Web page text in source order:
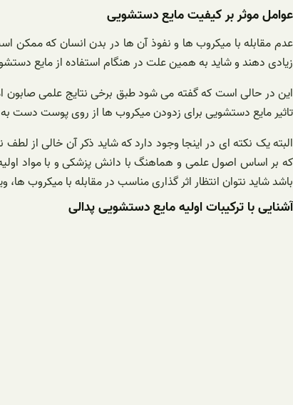
عوامل موثر بر کیفیت مایع دستشویی
عدم مقابله با میکروب ها و نفوذ آن ها در بدن انسان که
زیادی دهند و شاید به همین علت در هنگام استفاده از مایع
این در حالی است که گفته می شود طبق برخی نتایج علمی صابون
تاثیر مایع دستشویی برای زدودن میکروب ها از روی پوست دست
البته یک نکته ای در اینجا وجود دارد که شاید ذکر آن خالی
که بر اساس اصول علمی و هماهنگ با دانش پزشکی و با مواد
باشد شاید نتوان انتظار اثر گذاری مناسب در مقابله با میکروب
آشنایی با ترکیبات اولیه مایع دستشویی پدالی